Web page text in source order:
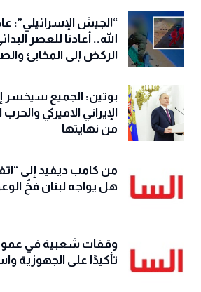
“الجيش الإسرائيلي”:
الله.. أعادنا للعصر
الركض إلى المخابئ
بوتين: الجميع سيخسر
الإيراني الاميركي
من نهايتها
من كامب ديفيد إلى
هل يواجه لبنان فخّ
وقفات شعبية في
تأكيدًا على الجهوزية